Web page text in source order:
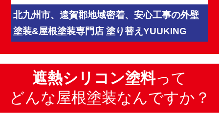
北九州市、遠賀郡地域密着、安心工事の外壁
塗装&屋根塗装専門店 塗り替えYUUKING
遮熱シリコン塗料って
どんな屋根塗装なんですか？